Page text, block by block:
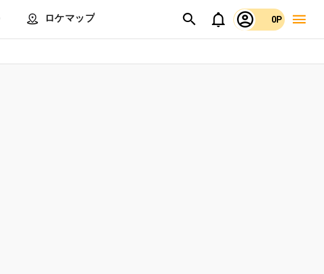
ロケマップ 0P